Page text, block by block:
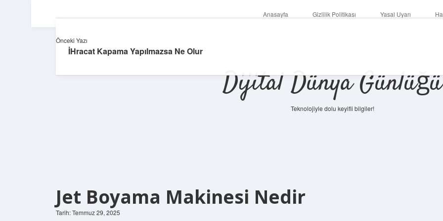
Anasayfa Gizlilik Politikası Yasal Uyarı
Dijital Dünya Günlüğü
Teknolojiyle dolu keyifli bilgiler!
Jet Boyama Makinesi Nedir
Tarih: Temmuz 29, 2025
Önceki Yazı
İHracat Kapama Yapılmazsa Ne Olur